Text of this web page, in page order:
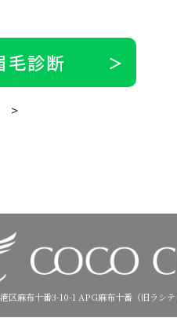
毛診断
>
区麻布十番3-10-1 APG麻布十番（旧ラシ